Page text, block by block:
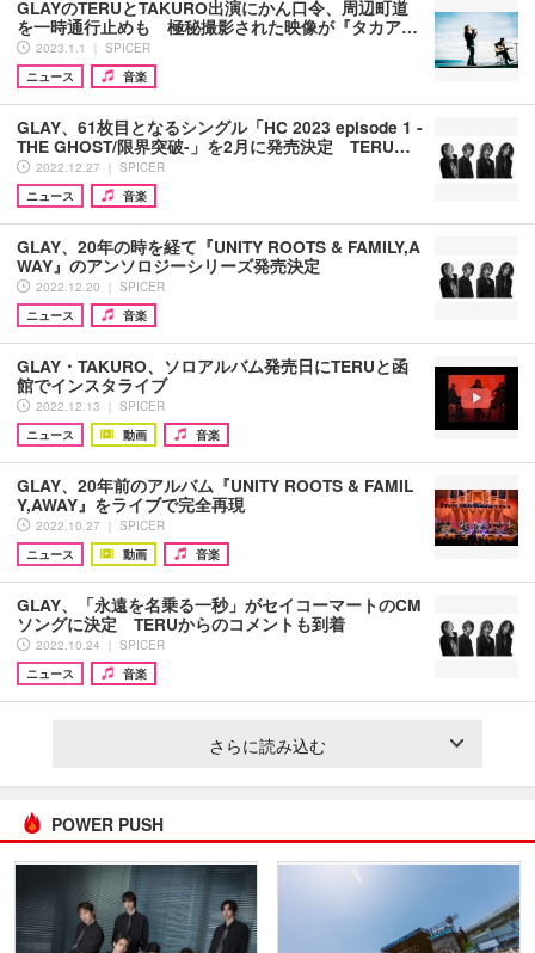
GLAYのTERUとTAKURO出演にかん口令、周辺町道
を一時通行止めも 極秘撮影された映像が『タカア…
2023.1.1 ｜ SPICER
ニュース
音楽
GLAY、61枚目となるシングル「HC 2023 episode 1 -
THE GHOST/限界突破-」を2月に発売決定 TERU…
2022.12.27 ｜ SPICER
ニュース
音楽
GLAY、20年の時を経て『UNITY ROOTS & FAMILY,A
WAY』のアンソロジーシリーズ発売決定
2022.12.20 ｜ SPICER
ニュース
音楽
GLAY・TAKURO、ソロアルバム発売日にTERUと函
館でインスタライブ
2022.12.13 ｜ SPICER
ニュース
動画 音楽
GLAY、20年前のアルバム『UNITY ROOTS & FAMIL
Y,AWAY』をライブで完全再現
2022.10.27 ｜ SPICER
ニュース
動画 音楽
GLAY、「永遠を名乗る一秒」がセイコーマートのCM
ソングに決定 TERUからのコメントも到着
2022.10.24 ｜ SPICER
ニュース
音楽
さらに読み込む
POWER PUSH